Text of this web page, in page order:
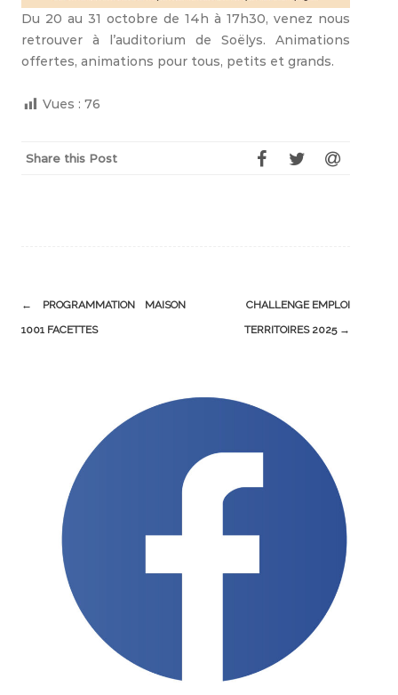
Du 20 au 31 octobre de 14h à 17h30, venez nous
retrouver à l’auditorium de Soëlys. Animations
offertes, animations pour tous, petits et grands.
Vues : 76
Share this Post
Post
navigation
←
PROGRAMMATION MAISON
1001 FACETTES
CHALLENGE EMPLOI
TERRITOIRES 2025 →